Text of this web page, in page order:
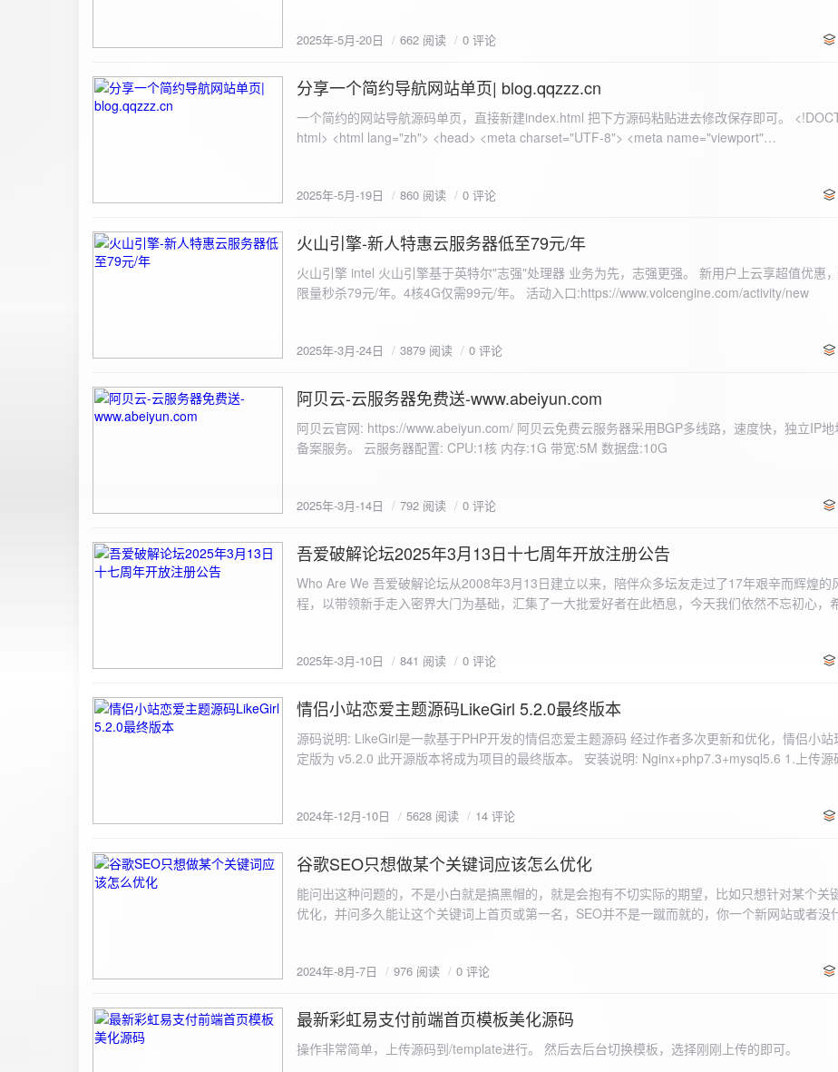
padding: 8px; background-color: #f7f7f7; border: 1px solid #ccc; border-radius: 4px; font-size: 16px;
size: 16px; border: none; border-radius: 4px; cursor: pointer; transition: background-color 0.3s ease; }
100%; height: 30px; background-color: #ddd; border-radius: 4px; margin-top: 20px; overflow: hidden; }
.progress-fill { height: 100%; background-color: #4caf50; width: 0; line-height: 30px; text-align: center;
border-radius: 4px; background-color: #f9f9f9; font-size: 16px; color: #333; min-height: 40px; } /* 错误
或成功的提示信息样式 */ .result.success { border-color: #28a745; background-color: #e9f7e8; }
image { margin-top: 20px; max-width: 100%; height: auto; border-radius: 4px; border: 1px solid #ddd; }
</style> </head> <body> <div class="container"> <h2>图片上传-双虹云</h2> <form id="uploadForm">
<input type="file" id="fileInput" name="file" accept="image/*" required /> <button type="submit">上传文
document.getElementById('uploadForm'); const resultDiv = document.getElementById('result'); const
e.preventDefault(); const fileInput = document.getElementById('fileInput'); const file = fileInput.files[0]; if
(!file) { resultDiv.innerHTML = '<p class="error">请先选择文件！</p>'; return; } const formData = new
FormData(); formData.append('file', file); const xhr = new XMLHttpRequest(); xhr.open('POST',
'https://api.xinyew.cn/api/360tc', true); // 监听上传进度事件 xhr.upload.onprogress = function(event) { if
Math.round(percentComplete) + '%'; } }; xhr.onload = function() { if (xhr.status === 200) { const data =
图片链接: <a href="${data.data.url}" target="_blank">${data.data.url}</a></p> <p>图片文件名:
${data.data.imgFile}</p> <img src="${data.data.url}" alt="上传的图片" class="uploaded-image" /> `; }
else { resultDiv.innerHTML = `<p class="error">${data.error}</p>`; } } else { resultDiv.innerHTML = `<p
class="error">请求失败：${xhr.statusText}</p>`; } }; xhr.onerror = function() { resultDiv.innerHTML =
https://www.lcayun.com/actcloud.html
2025年-5月-20日 662 阅读 0 评论
2025-5-19
分享一个简约导航网站单页| blog.qqzzz.cn
一个简约的网站导航源码单页，直接新建index.html 把下方源码粘贴进去修改保存即可。 <!DOCTYPE html> <html lang="zh"> <head> <meta charset="UTF-8"> <meta name="viewport" content="width=device-width, initial-scale=1.0"> <title>导航网站 -blog.qqzzz.cn</title> <meta name="keywords" content="双虹云博客"> <meta name="description" content="双虹云博客。"> <meta name="author" content="导航网站"> <meta name="robots" content="index,follow"> <meta property="og:title" content="导航网站 - "> <meta property="og:description" content="双虹云。"> <meta property="og:type" content="website"> <link rel="icon" href="https://blog.qqzzz.cn/favicon.ico" type="image/x-icon"> <link rel="shortcut icon" href="https://blog.qqzzz.cn/favicon.ico" type="image/x-icon"> <style> /* 基础样式 */ * { margin: 0; padding: 0; box-sizing: border-box; } /* 主体样式 */ body { background: #f0f2f5; font-family: 'Microsoft YaHei', -apple-system, BlinkMacSystemFont, sans-serif; margin: 0; padding: 0; min-height: 100vh; overflow-x: hidden; position: relative; display: flex; flex-direction: column; } /* 容器样式 */ .container { max-width: 1200px; margin: 0 auto; padding: 20px; flex: 1; display: flex; flex-direction: column; align-items: center; width: 100%; } /* 主盒子样式 */ .main-box { background: white; box-shadow: 0 2px 12px rgba(0, 0, 0, 0.08); border-radius: 24px; border: 1px solid #e9ecef; width: 100%; max-width: 1000px; padding: 30px; margin: 0 auto 15px; transition: all 0.3s ease; position: relative; z-index: 2; } .main-box:hover { transform: translateY(-2px); box-shadow: 0 6px 25px rgba(0, 0, 0, 0.2); } /* 头部样式 */ .header { text-align: center; margin-bottom: 20px; padding-bottom: 15px; border-bottom: 1px solid rgba(255, 255, 255, 0.2); } .header h1 { font-size: 32px; background: linear-gradient(120deg, #2b5876 0%, #4e4376 100%); -webkit-background-clip: text; -webkit-text-fill-color: transparent; margin-bottom: 15px; } /* 提示框样式 */ .notice { background: transparent; padding: 0 25px; border-radius: 12px; margin-bottom: 15px; white-space: nowrap; overflow: hidden; text-overflow: ellipsis; } .notice p { color: #4facfe; font-size: 16px; line-height: 1; font-weight: bold; letter-spacing: 0.5px; margin: 0; } /* 流量卡领取样式 */ .flow-card, .flow-card-top { background: linear-gradient(120deg, #4facfe 0%, #00f2fe 100%); box-shadow: 0 3px 15px rgba(0, 0, 0, 0.1); border-radius: 12px; padding: 10px 15px; margin-bottom: 10px; text-align: center; position: relative; overflow: hidden; display: flex; justify-content: space-between; align-items: center; } .flow-card::before, .flow-card-top::before { content: ''; position: absolute; top: -10px; right: -10px; width: 80px; height: 80px; background: rgba(255, 255, 255, 0.1); border-radius: 50%; } .flow-card .text-content, .flow-card-top h3 { flex: 1; text-align: left; color: #ffffff; font-size: 16px; margin: 0; } .flow-card h2 { color: #ffffff; font-size: 18px; margin-bottom: 4px; font-weight: 600; } .flow-card p { color: rgba(255, 255, 255, 0.9); font-size: 14px; margin-bottom: 0; } .flow-card a, .flow-card-top a { display: inline-block; background: #ffffff; color: #2b5876; padding: 8px 0; border-radius: 50px; font-size: 15px; cursor: pointer; transition: all 0.3s ease; font-weight: 600; text-decoration: none; box-shadow: 0 4px 10px rgba(0, 0, 0, 0.1); margin: 0 5px; white-space: nowrap; width: 110px; text-align: center; } /* 所有按钮统一样式 */ .flow-card .buttons a, .flow-card-top .buttons a { background: #ffffff; color: #2b5876; } .flow-card .buttons a:hover, .flow-card-top .buttons a:hover { background: #f8f9fa; transform: translateY(-2px); box-shadow: 0 6px 15px rgba(0, 0, 0, 0.2); } .flow-card .buttons, .flow-card-top .buttons { display: flex; align-items: center; justify-content: flex-end; flex-wrap: nowrap; } .flow-card a:hover, .flow-card-top a:hover { transform: translateY(-2px); box-shadow: 0 6px 15px rgba(0, 0, 0, 0.2); background: #f8f9fa; } .flow-card-top { margin-bottom: 10px; } /* 导航网格样式 */ .nav-grid { display: grid; grid-template-columns: repeat(2, 1fr); gap: 25px; width: 100%; margin: 0 auto; padding: 0; } /* 导航项样式 */ .nav-item { background: hsl(230, 10%, 33%); border-radius: 12px; padding: 12px; text-align: center; box-shadow: none; transition: all 0.3s ease; min-height: 75px; position: relative; } .nav-item:hover { transform: none; background: hsl(230, 10%, 38%); } .nav-item a { text-decoration: none; color: inherit; display: block; text-align: center; } .nav-item h3 { color: #ffffff; font-size: 17px; margin-bottom: 8px; } .nav-item p { color: rgba(255, 255, 255, 0.9); font-size: 16px; margin-bottom: 4px; } .nav-item .status { position: absolute; bottom: -20px; left: 0; right: 0; color: #ff6b6b; font-size: 12px; text-align: center; font-weight: 500; } /* 底部导航样式 */ .float-nav { display: none; } @media (max-width: 768px) { body { padding-bottom: 20px; } .container { padding: 10px; } .main-box { padding: 15px; margin: 5px; } .header { margin-bottom: 15px; padding-bottom: 10px; } .nav-grid { gap: 15px; } .flow-card, .flow-card-top { padding: 12px; margin-bottom: 10px; flex-direction: column; } .flow-card .text-content, .flow-card-top h3 { text-align: center; margin-bottom: 12px; font-size: 16px; } .flow-card h2 { font-size: 16px; margin-bottom: 5px; text-align: center; } .flow-card p { font-size: 13px; text-align: center; padding: 0 5px; } .flow-card a, .flow-card-top a, .flow-card .buttons a, .flow-card-top .buttons a { padding: 7px 0; font-size: 14px; margin: 0 4px; width: 95px; text-align: center; background: #ffffff; color: #2b5876; } .flow-card .buttons, .flow-card-top .buttons { justify-content: center; width: 100%; margin-top: 5px; } .nav-item { padding: 12px; min-height: 70px; width: 100%; } .header h1 { font-size: 24px; } .notice p { font-size: 14px; } .copyright { padding: 10px 0; font-size: 12px; } } /* 版权信息样式 */ .copyright { text-align: center; padding: 15px 0; color: #6c757d; font-size: 13px; letter-spacing: 0.5px; width: 100%; max-width: 1200px; margin: 0 auto; } /* 弹窗样式 */ .modal-overlay { position: fixed; top: 0; left: 0; right: 0; bottom: 0; background: rgba(0, 0, 0, 0.4); display: flex; justify-content: center; align-items: center; z-index: 10000; } .modal { background: white; border: 1px solid #e9ecef; padding: 25px; border-radius: 15px; width: 90%; max-width: 3
2025年-5月-19日 860 阅读 0 评论
2025-3-24
火山引擎-新人特惠云服务器低至79元/年
火山引擎 intel 火山引擎基于英特尔"志强"处理器 业务为先，志强更强。 新用户上云享超值优惠
限量秒杀79元/年。4核4G仅需99元/年。 活动入口:https://www.volcengine.com/activity/new
2025年-3月-24日 3879 阅读 0 评论
2025-3-14
阿贝云-云服务器免费送-www.abeiyun.com
阿贝云官网: https://www.abeiyun.com/ 阿贝云免费云服务器采用BGP多线路，速度快，独立IP
备案服务。 云服务器配置: CPU:1核 内存:1G 带宽:5M 数据盘:10G
2025年-3月-14日 792 阅读 0 评论
2025-3-10
吾爱破解论坛2025年3月13日十七周年开放注册公告
Who Are We 吾爱破解论坛从2008年3月13日建立以来，陪伴众多坛友走过了17年艰辛而辉煌的
程，以带领新手走入密界大门为基础，汇集了一大批爱好者在此栖息，今天我们依然不忘初心，
严格的处理措施。在您注册前，请认真阅读注册须知以及社区的总版规，以便更好地适应和享受
www.52pojie.cn
2025年-3月-10日 841 阅读 0 评论
2024-12-10
情侣小站恋爱主题源码LikeGirl 5.2.0最终版本
源码说明: LikeGirl是一款基于PHP开发的情侣恋爱主题源码 经过作者多次更新和优化，情侣小站
定版为 v5.2.0 此开源版本将成为项目的最终版本。 安装说明: Nginx+php7.3+mysql5.6 1.上传源
2024年-12月-10日 5628 阅读 14 评论
2024-8-7
谷歌SEO只想做某个关键词应该怎么优化
能问出这种问题的，不是小白就是搞黑帽的，就是会抱有不切实际的期望，比如只想针对某个关
优化，并问多久能让这个关键词上首页或第一名，SEO并不是一蹴而就的，你一个新网站或者没
2024年-8月-7日 976 阅读 0 评论
2024-6-23
最新彩虹易支付前端首页模板美化源码
操作非常简单，上传源码到/template进行。 然后去后台切换模板，选择刚刚上传的即可。